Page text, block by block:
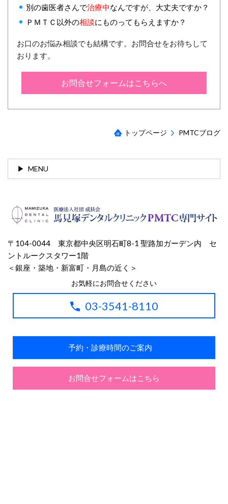
別の歯医者さんで治療中なんですが、大丈夫ですか？
ＰＭＴＣ以外の相談にものってもらえますか？
お口のお悩み相談でも結構です。お問合せをお待ちして
おります。
お問合せフォームはこちらへ
トップページ PMTCブログ
MENU
〒104-0044 東京都中央区明石町8-1 聖路加ガーデン内 セ
ントルークスタワー1階
＜銀座・築地・新富町・月島の近く＞
お気軽にお問合せください
03-3541-8110
予約・診療時間のご案内
お問合せフォームはこちら